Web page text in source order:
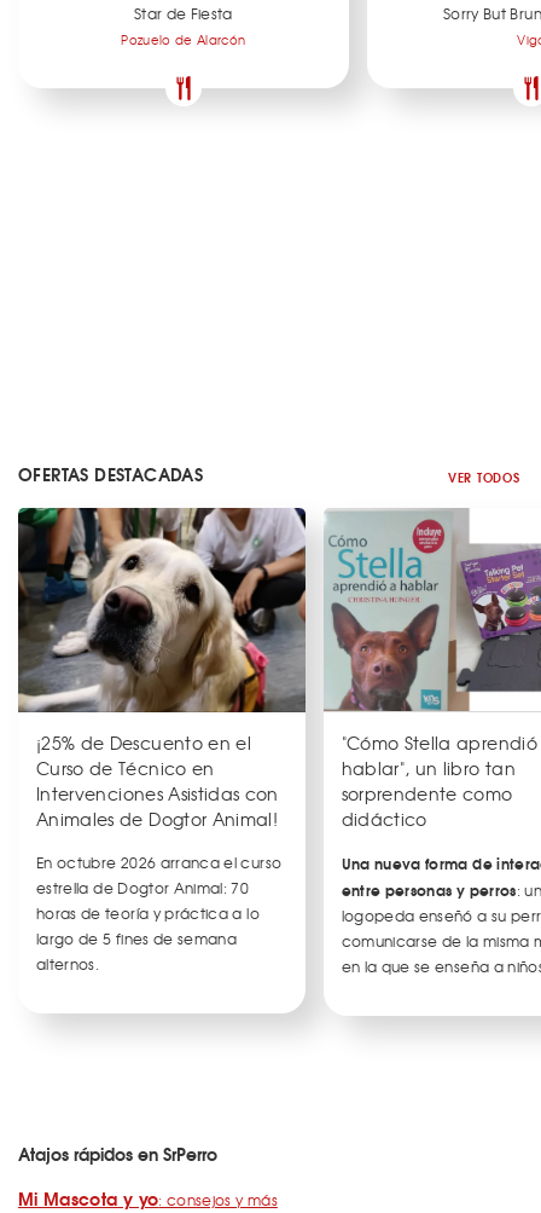
Star de Fiesta
Pozuelo de Alarcón
Sorry But
OFERTAS DESTACADAS VER TODOS
¡25% de Descuento en el
Curso de Técnico en
Intervenciones Asistidas con
Animales de Dogtor Animal!
En octubre 2026 arranca el curso
estrella de Dogtor Animal: 70
horas de teoría y práctica a lo
largo de 5 fines de semana
alternos.
"Cómo Stella
hablar", un libro tan
sorprendente como
didáctico
Una nueva forma de
entre personas y perros:
logopeda enseñó a su
comunicarse de la misma
en la que se enseña a
Atajos rápidos en SrPerro
Mi Mascota y yo: consejos y más